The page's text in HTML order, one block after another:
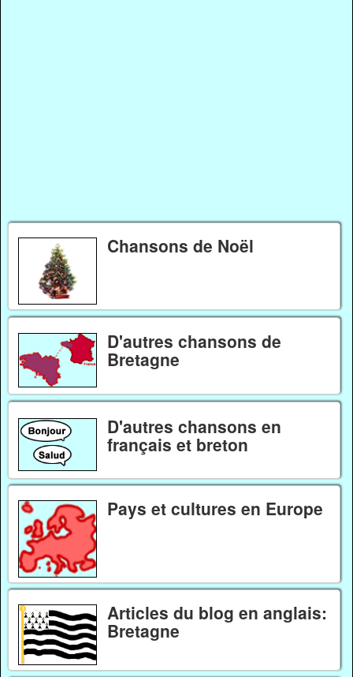
Chansons de Noël
D'autres chansons de
Bretagne
D'autres chansons en
français et breton
Pays et cultures en Europe
Articles du blog en anglais:
Bretagne